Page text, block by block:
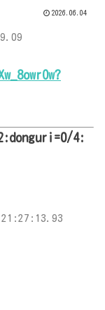
2026.06.04
4: